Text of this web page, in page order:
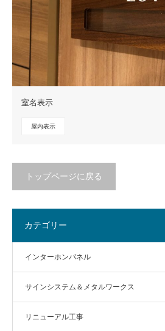
室名表示
屋内表示
トップページに戻る
カテゴリー
インターホンパネル
サインシステム＆メタルワークス
リニューアル工事